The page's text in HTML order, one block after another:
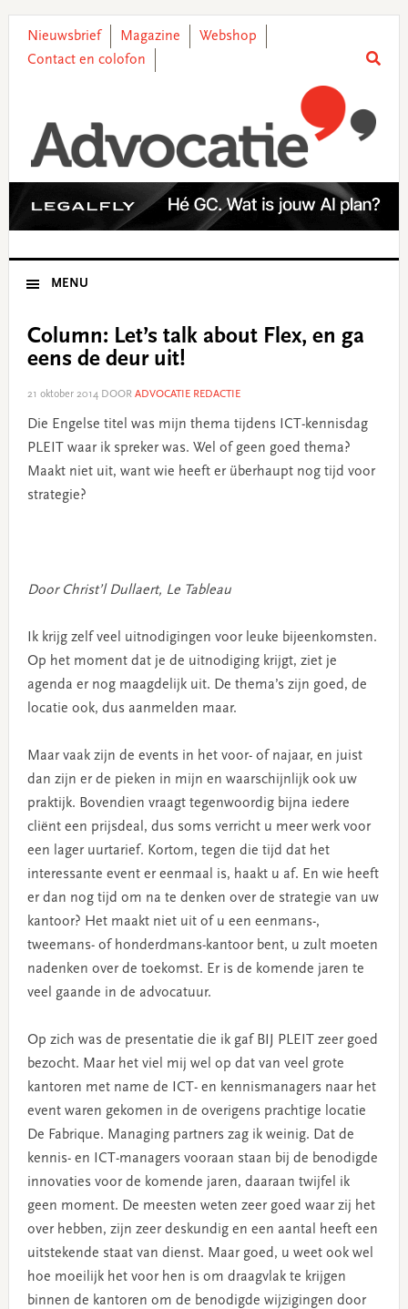
primary
main
primary
footer
Nieuwsbrief Magazine
Webshop
Contact en colofon
MENU
Column: Let’s talk about Flex, en ga
eens de deur uit!
21 oktober 2014DOOR ADVOCATIE REDACTIE
Die Engelse titel was mijn thema tijdens ICT-kennisdag
PLEIT waar ik spreker was. Wel of geen goed thema?
Maakt niet uit, want wie heeft er überhaupt nog tijd voor
strategie?
Door Christ’l Dullaert, Le Tableau
Ik krijg zelf veel uitnodigingen voor leuke bijeenkomsten.
Op het moment dat je de uitnodiging krijgt, ziet je
agenda er nog maagdelijk uit. De thema’s zijn goed, de
locatie ook, dus aanmelden maar.
Maar vaak zijn de events in het voor- of najaar, en juist
dan zijn er de pieken in mijn en waarschijnlijk ook uw
praktijk. Bovendien vraagt tegenwoordig bijna iedere
cliënt een prijsdeal, dus soms verricht u meer werk voor
een lager uurtarief. Kortom, tegen die tijd dat het
interessante event er eenmaal is, haakt u af. En wie heeft
er dan nog tijd om na te denken over de strategie van uw
kantoor? Het maakt niet uit of u een eenmans-,
tweemans- of honderdmans-kantoor bent, u zult moeten
nadenken over de toekomst. Er is de komende jaren te
veel gaande in de advocatuur.
Op zich was de presentatie die ik gaf BIJ PLEIT zeer goed
bezocht. Maar het viel mij wel op dat van veel grote
kantoren met name de ICT- en kennismanagers naar het
event waren gekomen in de overigens prachtige locatie
De Fabrique. Managing partners zag ik weinig. Dat de
kennis- en ICT-managers vooraan staan bij de benodigde
innovaties voor de komende jaren, daaraan twijfel ik
geen moment. De meesten weten zeer goed waar zij het
over hebben, zijn zeer deskundig en een aantal heeft een
uitstekende staat van dienst. Maar goed, u weet ook wel
hoe moeilijk het voor hen is om draagvlak te krijgen
binnen de kantoren om de benodigde wijzigingen door